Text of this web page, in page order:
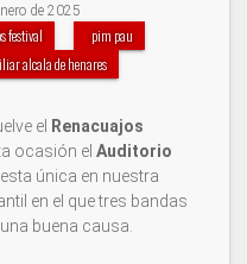
de 2025
festival
pim pau
alcala de henares
el Renacuajos
ocasión el Auditorio
única en nuestra
en el que tres bandas
buena causa.